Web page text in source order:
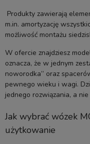
Produkty zawierają
m.in. amortyzację
możliwość montażu
W ofercie znajdziesz
oznacza, że w jednym
noworodka” oraz
pewnego wieku i wagi.
jednego rozwiązania, a
Jak wybrać wózek
użytkowanie